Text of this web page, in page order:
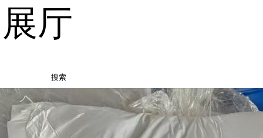
厅
搜索